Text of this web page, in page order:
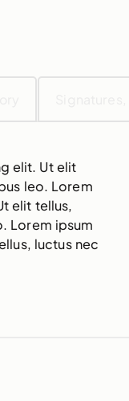
elit. Ut elit
leo. Lorem
elit tellus,
Lorem ipsum
luctus nec